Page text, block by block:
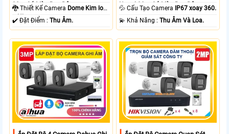
30m Có Màu Ban Ðêm.
🐉️ Thiết Kế Camera Dome Kim loại
+ Nhựa.
️✔️ Đặt Điểm :Thu Âm.
Ngoại 30m Có Màu Ban Ðêm.
💦 Cấu Tạo Camera
IP67 xoay 360.
️💫 Khả Năng :Thu Âm Và Loa.